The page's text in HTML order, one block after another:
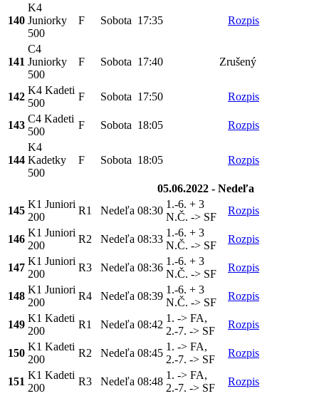
140
K4
Juniorky
500
F Sobota 17:35 Rozpis
141
C4
Juniorky
500
F Sobota 17:40 Zrušený
142
K4 Kadeti
500
F Sobota 17:50 Rozpis
143
C4 Kadeti
500
F Sobota 18:05 Rozpis
144
K4
Kadetky
500
F Sobota 18:05 Rozpis
05.06.2022 - Nedeľa
145
K1 Juniori
200
R1 Nedeľa 08:30
1.-6. + 3
N.Č. -> SF
Rozpis
146
K1 Juniori
200
R2 Nedeľa 08:33
1.-6. + 3
N.Č. -> SF
Rozpis
147
K1 Juniori
200
R3 Nedeľa 08:36
1.-6. + 3
N.Č. -> SF
Rozpis
148
K1 Juniori
200
R4 Nedeľa 08:39
1.-6. + 3
N.Č. -> SF
Rozpis
149
K1 Kadeti
200
R1 Nedeľa 08:42
1. -> FA,
2.-7. -> SF
Rozpis
150
K1 Kadeti
200
R2 Nedeľa 08:45
1. -> FA,
2.-7. -> SF
Rozpis
151
K1 Kadeti
200
R3 Nedeľa 08:48
1. -> FA,
2.-7. -> SF
Rozpis